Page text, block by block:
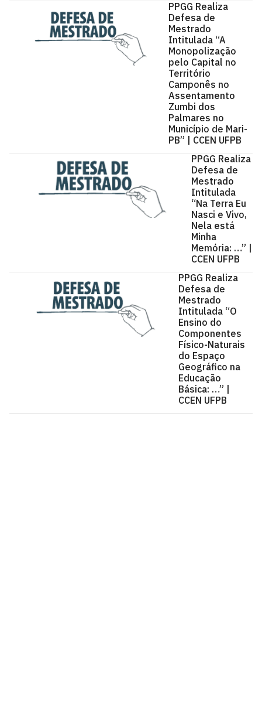
PPGG Realiza
Defesa de
Mestrado
Intitulada “A
Monopolização
pelo Capital no
Território
Camponês no
Assentamento
Zumbi dos
Palmares no
Município de Mari-
PB” | CCEN UFPB
PPGG Realiza
Defesa de
Mestrado
Intitulada
“Na Terra Eu
Nasci e Vivo,
Nela está
Minha
Memória: …” |
CCEN UFPB
PPGG Realiza
Defesa de
Mestrado
Intitulada “O
Ensino do
Componentes
Físico-Naturais
do Espaço
Geográfico na
Educação
Básica: …” |
CCEN UFPB